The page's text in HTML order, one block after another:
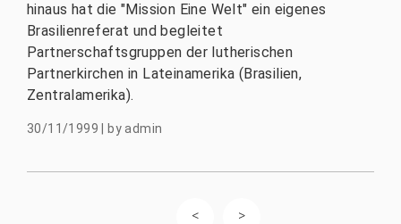
hinaus hat die "Mission Eine Welt" ein eigenes
Brasilienreferat und begleitet
Partnerschaftsgruppen der lutherischen
Partnerkirchen in Lateinamerika (Brasilien,
Zentralamerika).
30/11/1999 byadmin